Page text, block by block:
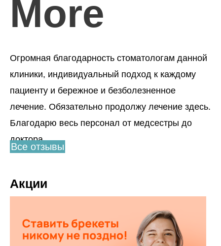
More
Огромная благодарность стоматологам данной
клиники, индивидуальный подход к каждому
пациенту и бережное и безболезненное
лечение. Обязательно продолжу лечение здесь.
Благодарю весь персонал от медсестры до
доктора.
Все отзывы
Акции